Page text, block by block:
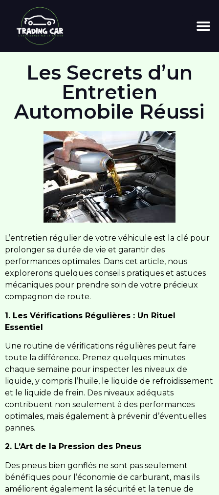
Les Secrets d’un
Entretien
Automobile Réussi
L’entretien régulier de votre véhicule est la clé pour
prolonger sa durée de vie et garantir des
performances optimales. Dans cet article, nous
explorerons quelques conseils pratiques et astuces
mécaniques pour prendre soin de votre précieux
compagnon de route.
1. Les Vérifications Régulières : Un Rituel
Essentiel
Une routine de vérifications régulières peut faire
toute la différence. Prenez quelques minutes
chaque semaine pour inspecter les niveaux de
liquide, y compris l’huile, le liquide de refroidissement
et le liquide de frein. Des niveaux adéquats
contribuent non seulement à des performances
optimales, mais également à prévenir d’éventuelles
pannes.
2. L’Art de la Pression des Pneus
Des pneus bien gonflés ne sont pas seulement
bénéfiques pour l’économie de carburant, mais ils
améliorent également la sécurité et la tenue de